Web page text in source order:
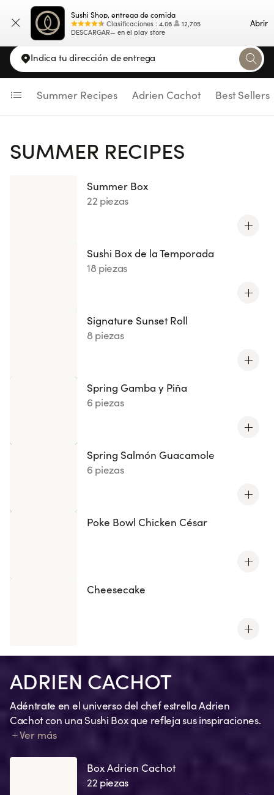
Sushi Shop, entrega de comida
Clasificaciones : 4.06
12,705
DESCARGAR— en el play store
Abrir
Carta
Indica tu dirección de entrega
Summer Recipes Adrien Cachot Best Sellers
SUMMER RECIPES
Summer Box
22 piezas
Sushi Box de la Temporada
18 piezas
Signature Sunset Roll
8 piezas
Spring Gamba y Piña
6 piezas
Spring Salmón Guacamole
6 piezas
Poke Bowl Chicken César
Cheesecake
ADRIEN CACHOT
Adéntrate en el universo del chef estrella Adrien
Cachot con una Sushi Box que refleja sus inspiraciones.
Cada creación plasma un recuerdo, una emoción, un
Ver más
Box Adrien Cachot
22 piezas